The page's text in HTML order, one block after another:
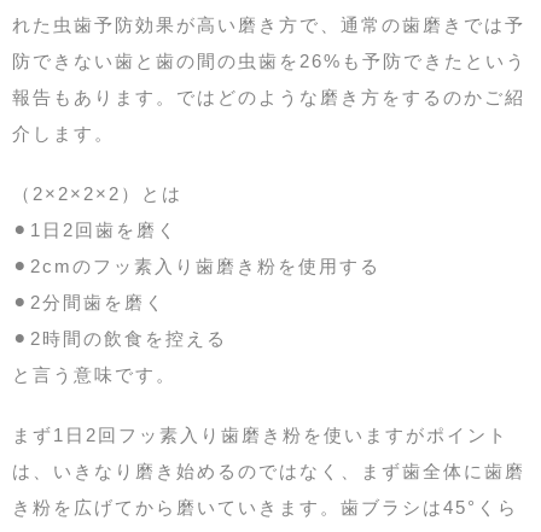
れた虫歯予防効果が高い磨き方で、通常の歯磨きでは予
防できない歯と歯の間の虫歯を26%も予防できたという
報告もあります。ではどのような磨き方をするのかご紹
介します。
（2×2×2×2）とは
⚫︎1日2回歯を磨く
⚫︎2cmのフッ素入り歯磨き粉を使用する
⚫︎2分間歯を磨く
⚫︎2時間の飲食を控える
と言う意味です。
まず1日2回フッ素入り歯磨き粉を使いますがポイント
は、いきなり磨き始めるのではなく、まず歯全体に歯磨
き粉を広げてから磨いていきます。歯ブラシは45°くら